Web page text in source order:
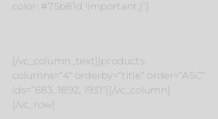
color: #75b81d !important;}“]
[/vc_column_text][products
columns=“4″ orderby=“title“ order=“ASC“
ids=“683, 1892, 1931″][/vc_column]
[/vc_row]